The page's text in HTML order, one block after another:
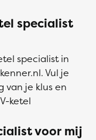
specialist
specialist in
Vul je
van je klus en
ketel
voor mij